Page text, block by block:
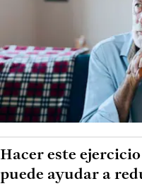
Hacer este
puede ayudar a